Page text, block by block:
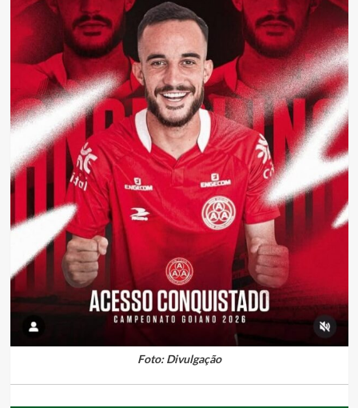
Foto: Divulgação